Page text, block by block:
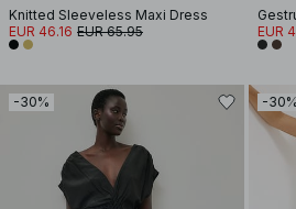
Knitted Sleeveless Maxi Dress
EUR 46.16 EUR 65.95
EUR
-30% -30%